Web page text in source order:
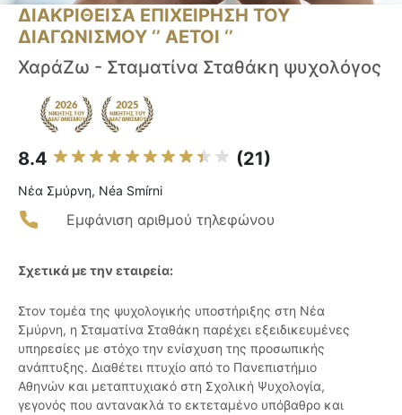
ΔΙΑΚΡΙΘΕΙΣΑ ΕΠΙΧΕΙΡΗΣΗ ΤΟΥ
ΔΙΑΓΩΝΙΣΜΟΥ ‘’ ΑΕΤΟΙ ‘’
ΧαράΖω - Σταματίνα Σταθάκη ψυχολόγος
8.4 (21)
Νέα Σμύρνη, Néa Smírni
Εμφάνιση αριθμού τηλεφώνου
Σχετικά με την εταιρεία:
Στον τομέα της ψυχολογικής υποστήριξης στη Νέα
Σμύρνη, η Σταματίνα Σταθάκη παρέχει εξειδικευμένες
υπηρεσίες με στόχο την ενίσχυση της προσωπικής
ανάπτυξης. Διαθέτει πτυχίο από το Πανεπιστήμιο
Αθηνών και μεταπτυχιακό στη Σχολική Ψυχολογία,
γεγονός που αντανακλά το εκτεταμένο υπόβαθρο και